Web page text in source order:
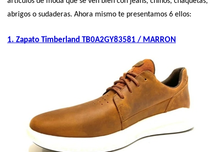
abrigos o sudaderas. Ahora mismo te presentamos 6 ellos:
1. Zapato Timberland TB0A2GY83581 / MARRON